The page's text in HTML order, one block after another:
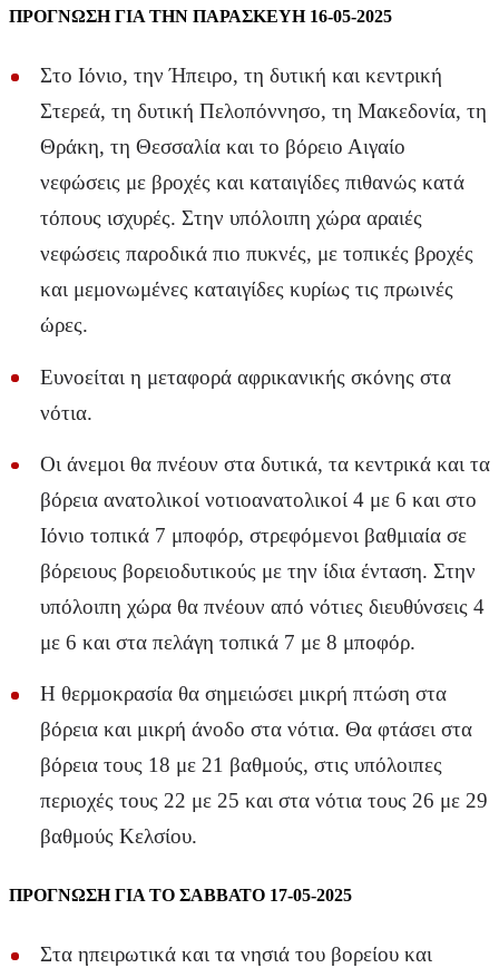
ΠΡΟΓΝΩΣΗ ΓΙΑ ΤΗΝ ΠΑΡΑΣΚΕΥΗ 16-05-2025
Στο Ιόνιο, την Ήπειρο, τη δυτική και κεντρική
Στερεά, τη δυτική Πελοπόννησο, τη Μακεδονία, τη
Θράκη, τη Θεσσαλία και το βόρειο Αιγαίο
νεφώσεις με βροχές και καταιγίδες πιθανώς κατά
τόπους ισχυρές. Στην υπόλοιπη χώρα αραιές
νεφώσεις παροδικά πιο πυκνές, με τοπικές βροχές
και μεμονωμένες καταιγίδες κυρίως τις πρωινές
ώρες.
Ευνοείται η μεταφορά αφρικανικής σκόνης στα
νότια.
Οι άνεμοι θα πνέουν στα δυτικά, τα κεντρικά και τα
βόρεια ανατολικοί νοτιοανατολικοί 4 με 6 και στο
Ιόνιο τοπικά 7 μποφόρ, στρεφόμενοι βαθμιαία σε
βόρειους βορειοδυτικούς με την ίδια ένταση. Στην
υπόλοιπη χώρα θα πνέουν από νότιες διευθύνσεις 4
με 6 και στα πελάγη τοπικά 7 με 8 μποφόρ.
Η θερμοκρασία θα σημειώσει μικρή πτώση στα
βόρεια και μικρή άνοδο στα νότια. Θα φτάσει στα
βόρεια τους 18 με 21 βαθμούς, στις υπόλοιπες
περιοχές τους 22 με 25 και στα νότια τους 26 με 29
βαθμούς Κελσίου.
ΠΡΟΓΝΩΣΗ ΓΙΑ ΤΟ ΣΑΒΒΑΤΟ 17-05-2025
Στα ηπειρωτικά και τα νησιά του βορείου και